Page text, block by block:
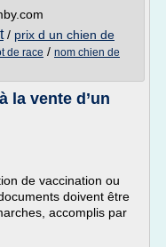
/ prix d un chien de
de race / nom chien de
la vente d’un
de vaccination ou
doivent être
accomplis par